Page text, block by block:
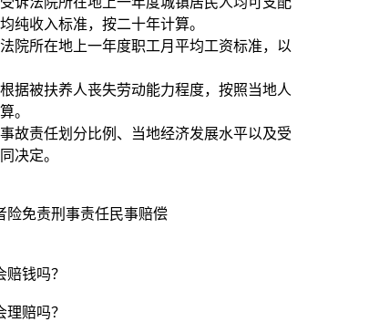
纯收入标准，按二十年计算。
院所在地上一年度职工月平均工资标准，以
据被扶养人丧失劳动能力程度，按照当地人
。
故责任划分比例、当地经济发展水平以及受
决定。
险免责刑事责任民事赔偿
钱吗？
赔吗？